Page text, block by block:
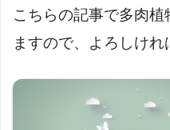
こちらの記事で多肉
ますので、よろしけれ